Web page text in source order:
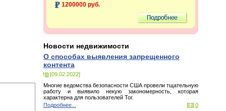
1200000 руб.
Новости недвижимости
О способах выявления запрещенного
контента
[09.02.2022]
Многие ведомства безопасности США провели тщательную
работу и выявило некую закономерность, которая
характерна для пользователей Tor.
Подробнее...
0